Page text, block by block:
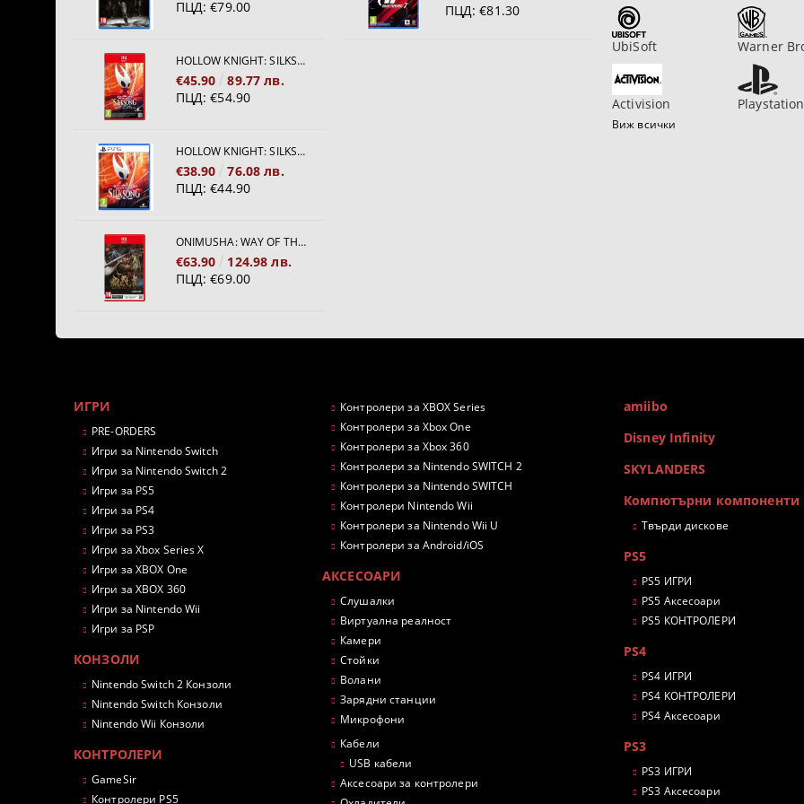
ПЦД: €79.00
HOLLOW KNIGHT: SILKSONG [NINTENDO SWITCH 2]
€45.90
89.77 лв.
ПЦД: €54.90
HOLLOW KNIGHT: SILKSONG [PS5]
€38.90
76.08 лв.
ПЦД: €44.90
ONIMUSHA: WAY OF THE SWORD [NINTENDO SWITCH 2]
€63.90
124.98 лв.
ПЦД: €69.00
ПЦД: €81.30
UbiSoft Warner
Activision Playstation
Виж всички
ИГРИ
PRE-ORDERS
Игри за Nintendo Switch
Игри за Nintendo Switch 2
Игри за PS5
Игри за PS4
Игри за PS3
Игри за Xbox Series X
Игри за XBOX One
Игри за XBOX 360
Игри за Nintendo Wii
Игри за PSP
КОНЗОЛИ
Nintendo Switch 2 Конзоли
Nintendo Switch Конзоли
Nintendo Wii Конзоли
КОНТРОЛЕРИ
GameSir
Контролери PS5
Контролери за XBOX Series
Контролери за Xbox One
Контролери за Xbox 360
Контролери за Nintendo SWITCH 2
Контролери за Nintendo SWITCH
Контролери Nintendo Wii
Контролери за Nintendo Wii U
Контролери за Android/iOS
АКСЕСОАРИ
Слушалки
Виртуална реалност
Камери
Стойки
Волани
Зарядни станции
Микрофони
Кабели
USB кабели
Аксесоари за контролери
amiibo
Disney Infinity
SKYLANDERS
Компютърни компоненти
Твърди дискове
PS5
PS5 ИГРИ
PS5 Аксесоари
PS5 КОНТРОЛЕРИ
PS4
PS4 ИГРИ
PS4 КОНТРОЛЕРИ
PS4 Аксесоари
PS3
PS3 ИГРИ
PS3 Аксесоари